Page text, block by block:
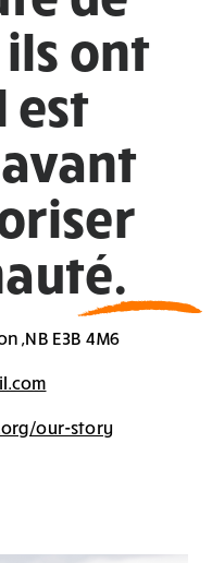
ils ont
est
,NB E3B 4M6
our-story